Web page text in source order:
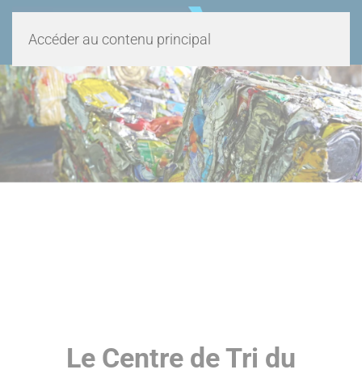
Accéder au contenu principal
Recycler
Le Centre de Tri du
Panneau de gestion des cookies